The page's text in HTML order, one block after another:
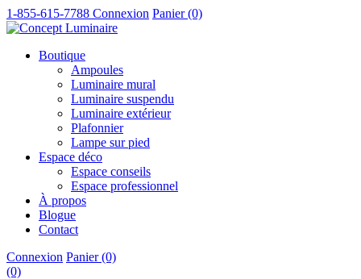
1-855-615-7788 Connexion Panier (0)
Boutique
Ampoules
Luminaire mural
Luminaire suspendu
Luminaire extérieur
Plafonnier
Lampe sur pied
Espace déco
Espace conseils
Espace professionnel
À propos
Blogue
Contact
Connexion Panier (0)
(0)